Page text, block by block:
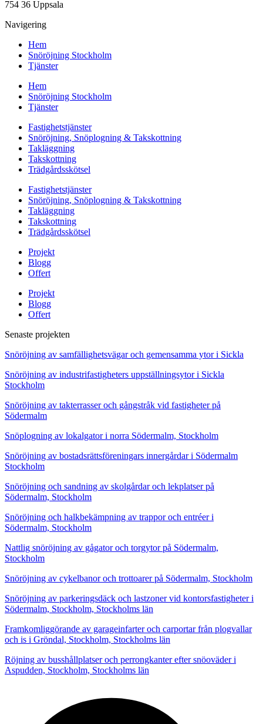
754 36 Uppsala
Navigering
Hem
Snöröjning Stockholm
Tjänster
Hem
Snöröjning Stockholm
Tjänster
Fastighetstjänster
Snöröjning, Snöplogning & Takskottning
Takläggning
Takskottning
Trädgårdsskötsel
Fastighetstjänster
Snöröjning, Snöplogning & Takskottning
Takläggning
Takskottning
Trädgårdsskötsel
Projekt
Blogg
Offert
Projekt
Blogg
Offert
Senaste projekten
Snöröjning av samfällighetsvägar och gemensamma ytor i Sickla
Snöröjning av industrifastigheters uppställningsytor i Sickla
Stockholm
Snöröjning av takterrasser och gångstråk vid fastigheter på
Södermalm
Snöplogning av lokalgator i norra Södermalm, Stockholm
Snöröjning av bostadsrättsföreningars innergårdar i Södermalm
Stockholm
Snöröjning och sandning av skolgårdar och lekplatser på
Södermalm, Stockholm
Snöröjning och halkbekämpning av trappor och entréer i
Södermalm, Stockholm
Nattlig snöröjning av gågator och torgytor på Södermalm,
Stockholm
Snöröjning av cykelbanor och trottoarer på Södermalm, Stockholm
Snöröjning av parkeringsdäck och lastzoner vid kontorsfastigheter i
Södermalm, Stockholm, Stockholms län
Framkomliggörande av garageinfarter och carportar från plogvallar
och is i Gröndal, Stockholm, Stockholms län
Röjning av busshållplatser och perrongkanter efter snöoväder i
Aspudden, Stockholm, Stockholms län